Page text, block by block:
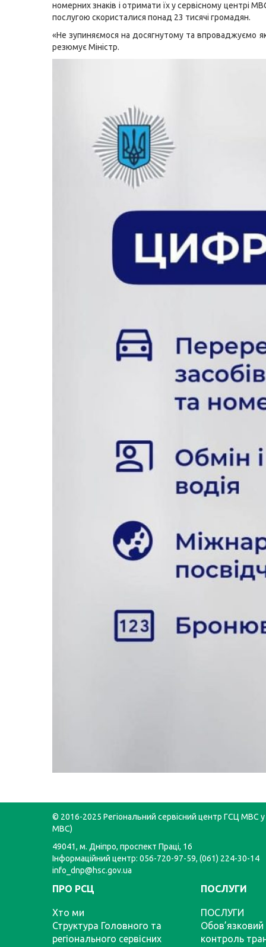
номерних знаків і отримати їх у сервісному центрі
послугою скористалися понад 23 тисячі громадян.
«Не зупиняємося на досягнутому та впроваджуємо
резюмує Міністр.
© 2016-2025 Регіональний сервісний центр ГСЦ МВС у
МВС)
49041, м. Дніпро, проспект Праці, 16
Інформаційний центр: 056-720-97-59, (061) 224-30-14
info_dnp@hsc.gov.ua
ПРО РСЦ
Хто ми
Структура Головного та
регіонального сервісних
ПОСЛУГИ
ПОСЛУГИ
Обов’язковий
контроль